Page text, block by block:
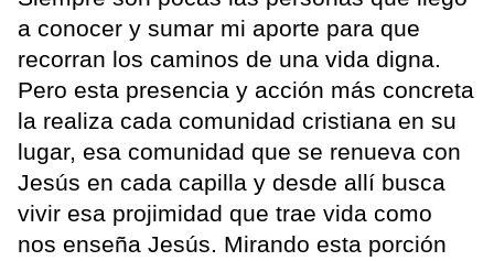
a conocer y sumar mi aporte para que
recorran los caminos de una vida digna.
Pero esta presencia y acción más concreta
la realiza cada comunidad cristiana en su
lugar, esa comunidad que se renueva con
Jesús en cada capilla y desde allí busca
vivir esa projimidad que trae vida como
nos enseña Jesús. Mirando esta porción